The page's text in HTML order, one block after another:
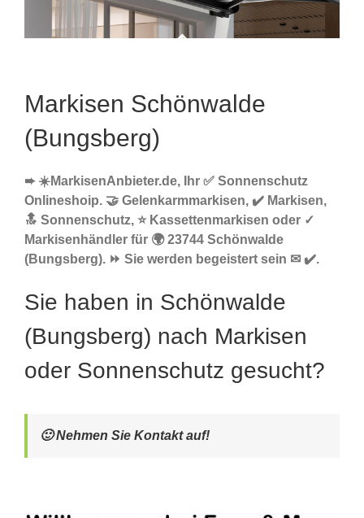
Markisen Schönwalde
(Bungsberg)
➨ ☀️MarkisenAnbieter.de, Ihr ✅ Sonnenschutz
Onlineshoip. 🤝 Gelenkarmmarkisen, ✔️ Markisen,
🔝 Sonnenschutz, ⭐ Kassettenmarkisen oder ✓
Markisenhändler für 🌍 23744 Schönwalde
(Bungsberg). ⏩ Sie werden begeistert sein ✉ ✔️.
Sie haben in Schönwalde
(Bungsberg) nach Markisen
oder Sonnenschutz gesucht?
🙂 Nehmen Sie Kontakt auf!